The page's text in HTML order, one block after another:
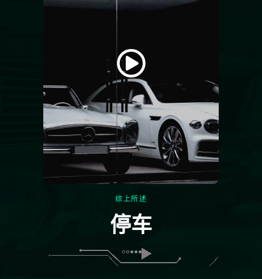
综上所述
停车